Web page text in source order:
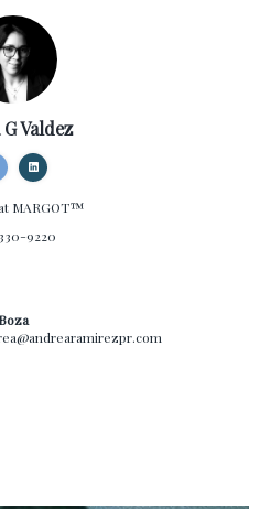
Valdez
MARGOT™
9220
Boza